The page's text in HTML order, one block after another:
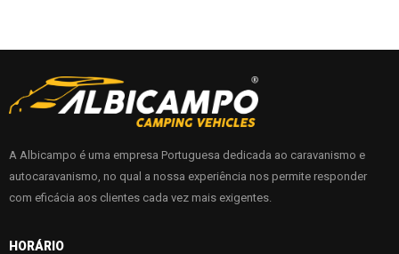
A Albicampo é uma empresa Portuguesa dedicada ao caravanismo e
autocaravanismo, no qual a nossa experiência nos permite responder
com eficácia aos clientes cada vez mais exigentes.
HORÁRIO